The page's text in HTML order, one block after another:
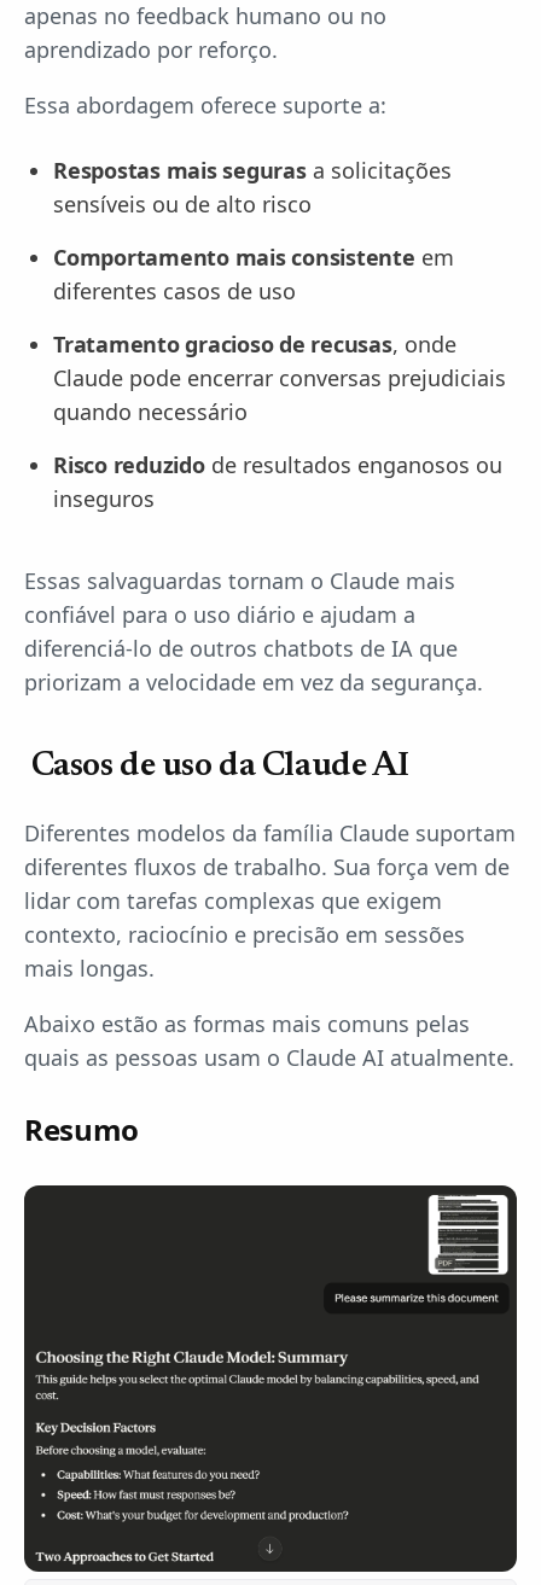
apenas no feedback humano ou no
aprendizado por reforço.
Essa abordagem oferece suporte a:
Respostas mais segurasa solicitações
sensíveis ou de alto risco
Comportamento mais consistente em
diferentes casos de uso
Tratamento gracioso de recusas, onde
Claude pode encerrar conversas prejudiciais
quando necessário
Risco reduzidode resultados enganosos ou
inseguros
Essas salvaguardas tornam o Claude mais
confiável para o uso diário e ajudam a
diferenciá-lo de outros chatbots de IA que
priorizam a velocidade em vez da segurança.
‍ Casos de uso da Claude AI
Diferentes modelos da família Claude suportam
diferentes fluxos de trabalho. Sua força vem de
lidar com tarefas complexas que exigem
contexto, raciocínio e precisão em sessões
mais longas.
Abaixo estão as formas mais comuns pelas
quais as pessoas usam o Claude AI atualmente.
Resumo